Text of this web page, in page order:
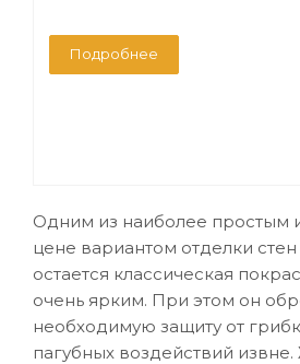
Подробнее
Одним из наиболее простым
цене вариантом отделки
остается классическая
очень ярким. При этом он
необходимую защиту от
пагубных воздействий